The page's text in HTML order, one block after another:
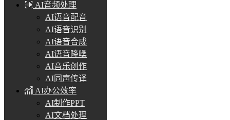
AI音频处理
AI语音配音
AI语音识别
AI语音合成
AI语音降噪
AI音乐创作
AI同声传译
AI办公效率
AI制作PPT
AI文档处理